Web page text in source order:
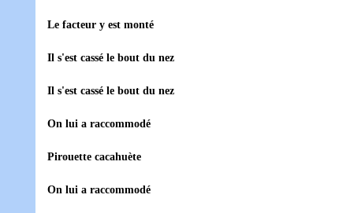
Le facteur y est monté
Il s'est cassé le bout du nez
Il s'est cassé le bout du nez
On lui a raccommodé
Pirouette cacahuète
On lui a raccommodé